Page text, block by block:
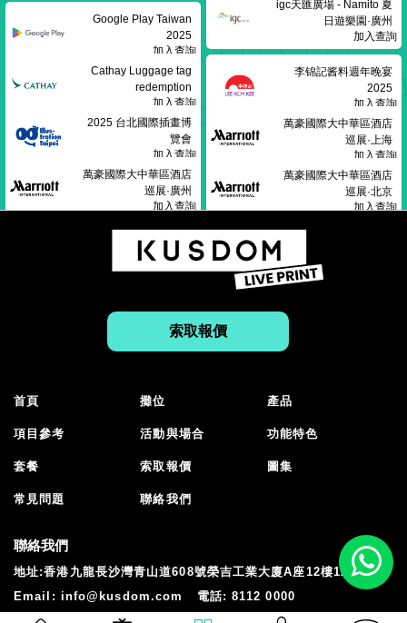
igc天匯廣場 - Namito 夏
日遊樂園·廣州
加入查詢
Google Play Taiwan
2025
加入查詢
Cathay Luggage tag
redemption
加入查詢
李锦記酱料週年晚宴
2025
加入查詢
2025 台北國際插畫博
覽會
加入查詢
萬豪國際大中華區酒店
巡展‌·上海
加入查詢
萬豪國際大中華區酒店
巡展‌·廣州
加入查詢
萬豪國際大中華區酒店
巡展‌·北京
加入查詢
索取報價
首頁 攤位 產品
項目參考 活動與場合 功能特色
套餐 索取報價 圖集
常見問題 聯絡我們
聯絡我們
地址:香港九龍長沙灣青山道608號榮吉工業大廈A座12樓1205室
Email: info@kusdom.com 電話: 8112 0000